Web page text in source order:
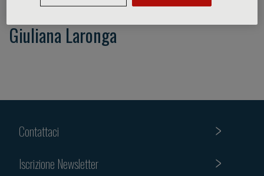
Giuliana Laronga
Contattaci
Iscrizione Newsletter